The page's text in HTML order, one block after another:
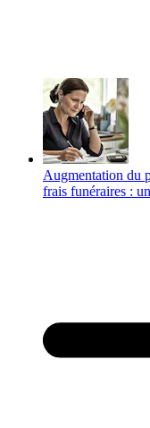
Augmentation du
frais funéraires :